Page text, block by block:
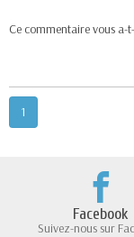
Ce commentaire vous a-
1
Facebook
Suivez-nous sur